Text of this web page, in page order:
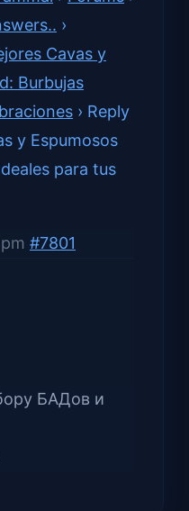
›
Cavas y
Burbujas
› Reply
y Espumosos
para tus
#7801
БАДов и